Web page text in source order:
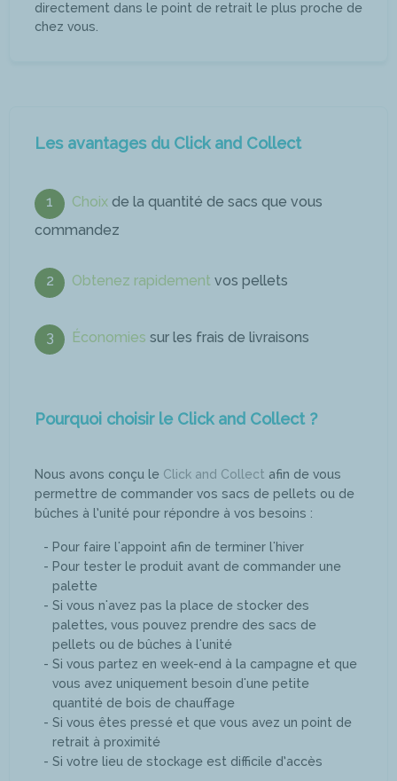
directement dans le point de retrait le plus proche de
chez vous.
Les avantages du Click and Collect
1 Choix de la quantité de sacs que vous
commandez
2 Obtenez rapidement vos pellets
3 Économies sur les frais de livraisons
Pourquoi choisir le Click and Collect ?
Nous avons conçu le Click and Collect afin de vous
permettre de commander vos sacs de pellets ou de
bûches à l’unité pour répondre à vos besoins :
Pour faire l'appoint afin de terminer l'hiver
Pour tester le produit avant de commander une
palette
Si vous n'avez pas la place de stocker des
palettes, vous pouvez prendre des sacs de
pellets ou de bûches à l'unité
Si vous partez en week-end à la campagne et que
vous avez uniquement besoin d'une petite
quantité de bois de chauffage
Si vous êtes pressé et que vous avez un point de
retrait à proximité
Si votre lieu de stockage est difficile d’accès